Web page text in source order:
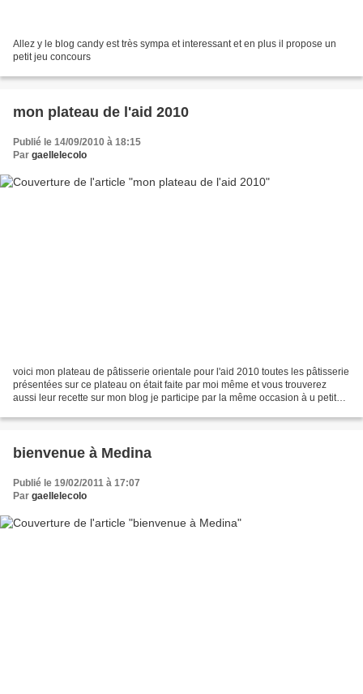
Allez y le blog candy est très sympa et interessant et en plus il propose un
petit jeu concours
mon plateau de l'aid 2010
Publié le 14/09/2010 à 18:15
Par gaellelecolo
voici mon plateau de pâtisserie orientale pour l'aid 2010 toutes les pâtisserie
présentées sur ce plateau on était faite par moi même et vous trouverez
aussi leur recette sur mon blog je participe par la même occasion à u petit
bienvenue à Medina
Publié le 19/02/2011 à 17:07
Par gaellelecolo